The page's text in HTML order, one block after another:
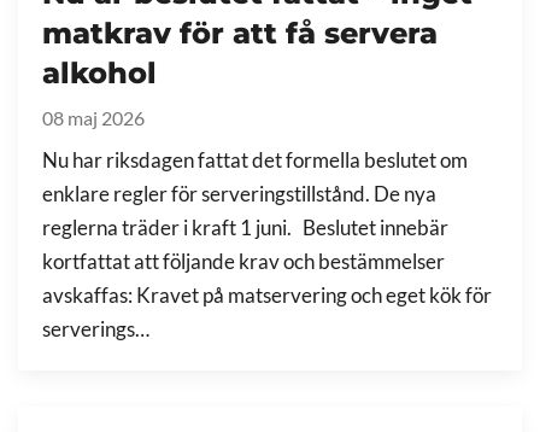
matkrav för att få servera
alkohol
08 maj 2026
Nu har riksdagen fattat det formella beslutet om
enklare regler för serveringstillstånd. De nya
reglerna träder i kraft 1 juni. Beslutet innebär
kortfattat att följande krav och bestämmelser
avskaffas: Kravet på matservering och eget kök för
serverings…